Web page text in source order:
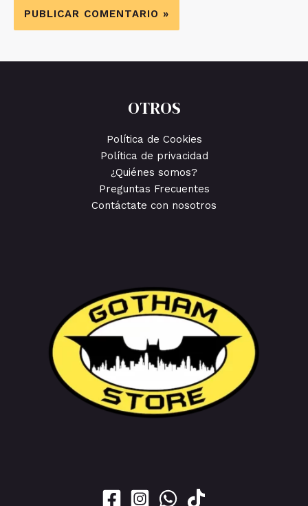
OTROS
Política de Cookies
Política de privacidad
¿Quiénes somos?
Preguntas Frecuentes
Contáctate con nosotros